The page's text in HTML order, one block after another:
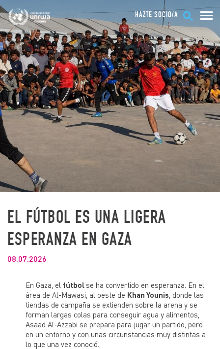
HAZTE SOCIO/A
EL FÚTBOL ES UNA LIGERA
ESPERANZA EN GAZA
08.07.2026
En Gaza, el fútbolse ha convertido en esperanza. En el
área de Al-Mawasi, al oeste de Khan Younis , donde las
tiendas de campaña se extienden sobre la arena y se
forman largas colas para conseguir agua y alimentos,
Asaad Al-Azzabi se prepara para jugar un partido, pero
en un entorno y con unas circunstancias muy distintas a
lo que una vez conoció.